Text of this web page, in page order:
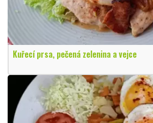
Kuřecí prsa, pečená zelenina a vejce